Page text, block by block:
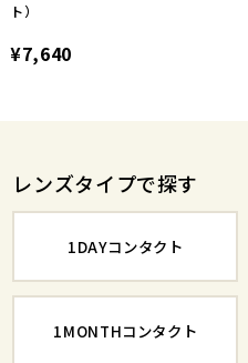
ト）
¥7,640
レンズタイプで探す
1DAYコンタクト
1MONTHコンタクト